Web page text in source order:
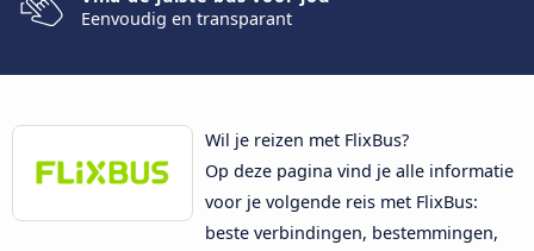
Eenvoudig en transparant
Wil je reizen met FlixBus?
Op deze pagina vind je alle informatie
voor je volgende reis met FlixBus:
beste verbindingen, bestemmingen,